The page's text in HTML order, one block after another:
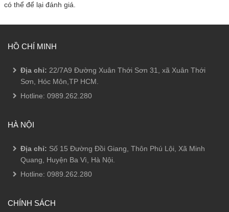
có thể để lại đánh giá.
HỒ CHÍ MINH
Địa chỉ: 22/7A9 Đường Xuân Thới Sơn 31, xã Xuân Thới
Sơn, Hóc Môn,TP HCM.
Hotline: 0989.262.280
HÀ NỘI
Địa chỉ: Số 15 Đường Đồi Giang, Thôn Phú Lội, Xã Minh
Quang, Huyện Ba Vì, Hà Nội.
Hotline: 0989.262.280
CHÍNH SÁCH